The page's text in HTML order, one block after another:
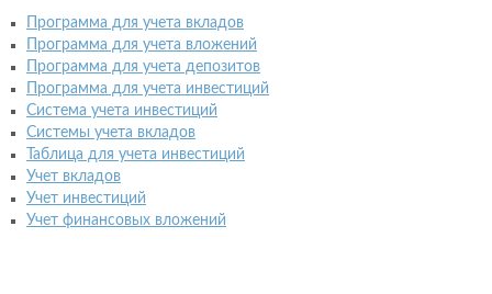
Программа для учета вкладов
Программа для учета вложений
Программа для учета депозитов
Программа для учета инвестиций
Система учета инвестиций
Системы учета вкладов
Таблица для учета инвестиций
Учет вкладов
Учет инвестиций
Учет финансовых вложений